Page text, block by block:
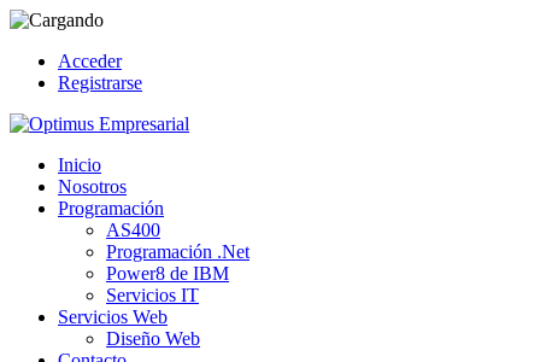
Acceder
Registrarse
Inicio
Nosotros
Programación
AS400
Programación .Net
Power8 de IBM
Servicios IT
Servicios Web
Diseño Web